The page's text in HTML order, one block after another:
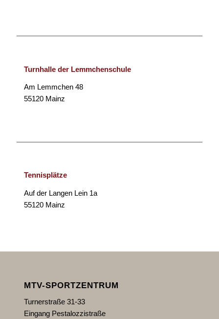
Turnhalle der Lemmchenschule
Am Lemmchen 48
55120 Mainz
Tennisplätze
Auf der Langen Lein 1a
55120 Mainz
MTV-SPORTZENTRUM
Turnerstraße 31-33
Eingang Pestalozzistraße